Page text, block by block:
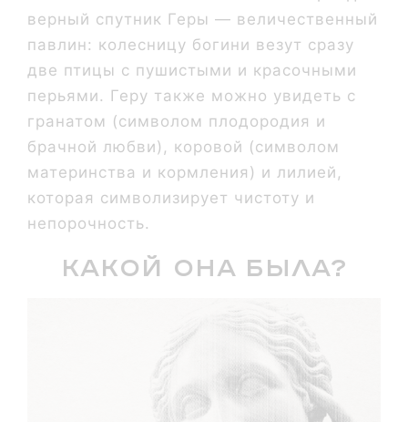
верный спутник Геры — величественный
павлин: колесницу богини везут сразу
две птицы с пушистыми и красочными
перьями. Геру также можно увидеть с
гранатом (символом плодородия и
брачной любви), коровой (символом
материнства и кормления) и лилией,
которая символизирует чистоту и
непорочность.
Какой она была?